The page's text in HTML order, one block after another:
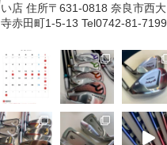
い店 住所〒631-0818 奈良市西大
寺赤田町1-5-13 Tel0742-81-7199